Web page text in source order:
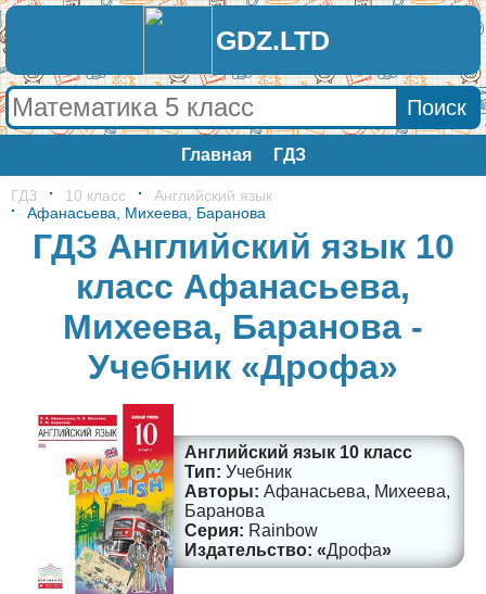
GDZ.LTD
Главная ГДЗ
ГДЗ 10 класс
Английский язык
Афанасьева, Михеева, Баранова
ГДЗ Английский язык 10
класс Афанасьева,
Михеева, Баранова -
Учебник «Дрофа»
Английский язык 10 класс
Учебник
Афанасьева, Михеева,
Баранова
Rainbow
Дрофа